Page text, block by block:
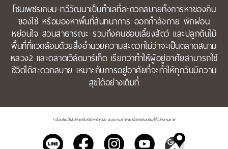
โซนเพชรเกษม-ทวีวัฒนาเป็นทำเลที่สะดวกสบายทั้งการหาของกิน
ของใช้ หรือมองหาพื้นที่สันทนาการ ออกกำลังกาย พักผ่อน
หย่อนใจ สวนสาธารณะ รวมถึงคนชอบเลี้ยงสัตว์ และปลูกต้นไม้
พื้นที่ที่แวดล้อมด้วยสิ่งอำนวยความสะดวกไม่ว่าจะเป็นตลาดสนาม
หลวง2 และตลาดเวิล์ดมาร์เก็ต เรียกว่าทำให้ผู้อยู่อาศัยสามารถใช้
ชีวิตได้สะดวกสบาย เหมาะกับการอยู่อาศัยที่จะทำให้ทุกวันมีความ
สุขได้อย่างเต็มที่
*เงื่อนไขเป็นไปตามที่บริษัทฯกำหนด สอบถามรายละเอียดเพิ่มเติมที่สำนักงานขาย